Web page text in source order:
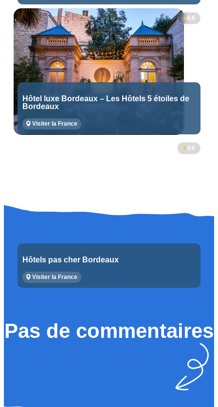
4.6
Hôtel luxe Bordeaux – Les Hôtels 5 étoiles de
Bordeaux
Visiter la France
4.6
Hôtels pas cher Bordeaux
Visiter la France
Pas de commentaires